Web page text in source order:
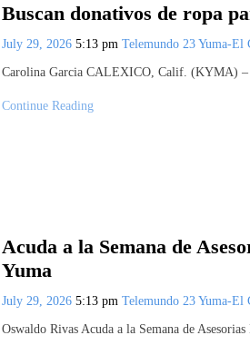
Buscan donativos de ropa
July 29, 2026 5:13 pm Telemundo 23 Yuma-El
Carolina Garcia CALEXICO, Calif. (KYMA) –
Continue Reading
Acuda a la Semana de
Yuma
July 29, 2026 5:13 pm Telemundo 23 Yuma-El
Oswaldo Rivas Acuda a la Semana de